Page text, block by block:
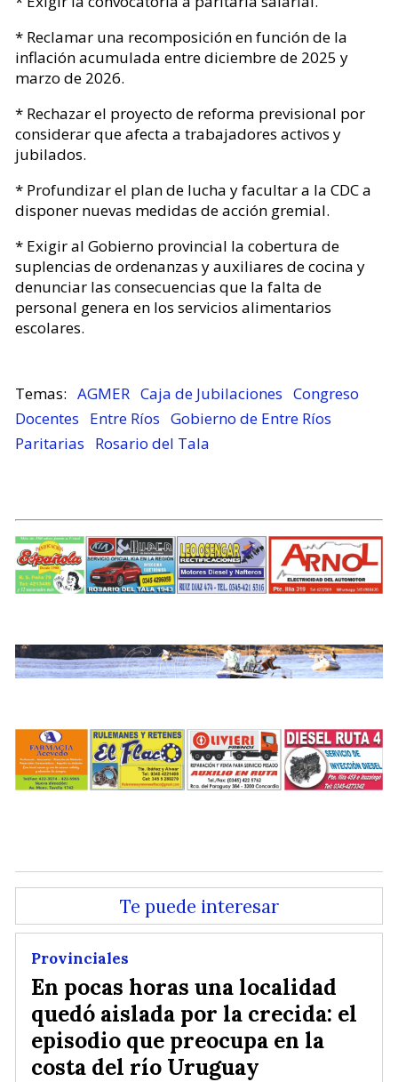
* Reclamar una recomposición en función de la
inflación acumulada entre diciembre de 2025 y
marzo de 2026.
* Rechazar el proyecto de reforma previsional por
considerar que afecta a trabajadores activos y
jubilados.
* Profundizar el plan de lucha y facultar a la CDC a
disponer nuevas medidas de acción gremial.
* Exigir al Gobierno provincial la cobertura de
suplencias de ordenanzas y auxiliares de cocina y
denunciar las consecuencias que la falta de
personal genera en los servicios alimentarios
escolares.
AGMER Caja de Jubilaciones Congreso
Docentes
Entre Ríos Gobierno de Entre Ríos
Paritarias
Rosario del Tala
Te puede interesar
En pocas horas una localidad
quedó aislada por la crecida: el
episodio que preocupa en la
costa del río Uruguay
Provinciales